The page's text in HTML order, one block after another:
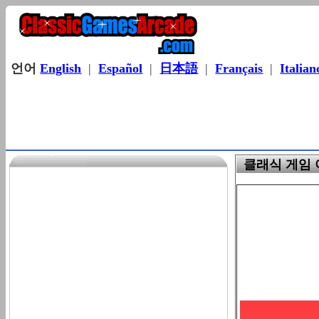
언어 English |Español | 日本語|Français |
클래식 게임